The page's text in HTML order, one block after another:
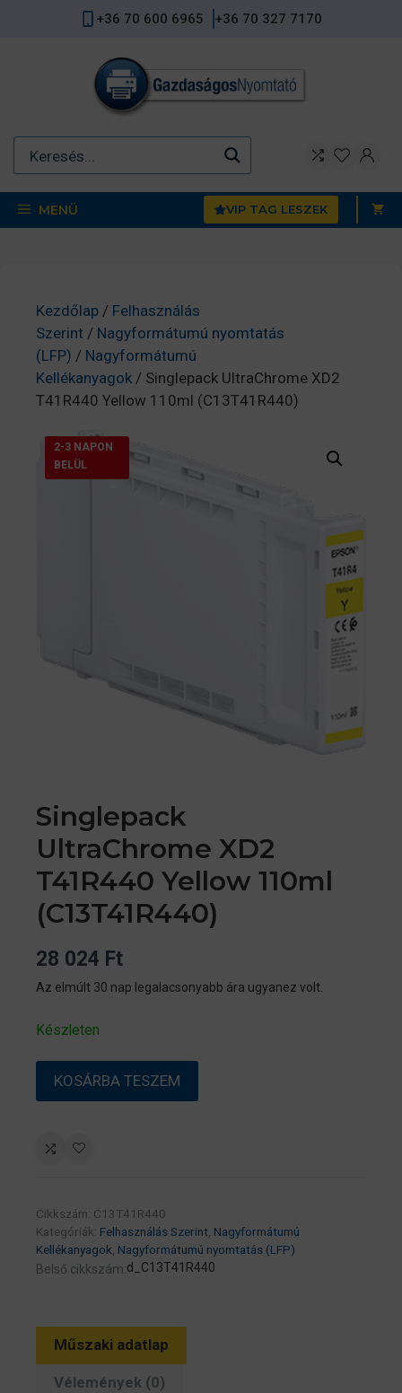
+36 70 600 6965 +36 70 327 7170
MENÜ VIP TAG LESZEK
Kezdőlap / Felhasználás
Szerint / Nagyformátumú nyomtatás
(LFP) / Nagyformátumú
Kellékanyagok / Singlepack UltraChrome XD2
T41R440 Yellow 110ml (C13T41R440)
2-3 NAPON
BELÜL
Singlepack
UltraChrome XD2
T41R440 Yellow 110ml
(C13T41R440)
28 024 Ft
Az elmúlt 30 nap legalacsonyabb ára ugyanez volt.
Készleten
Singlepack
T41R440
(C13T41R440)
mennyiség
KOSÁRBA TESZEM
Cikkszám: C13T41R440
Kategóriák: Felhasználás Szerint Nagyformátumú
Kellékanyagok Nagyformátumú nyomtatás (LFP)
Belső cikkszám:d_C13T41R440
Műszaki adatlap
Vélemények (0)